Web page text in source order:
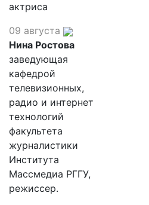
актриса
09 августа
Нина Ростова
заведующая
кафедрой
телевизионных,
радио и интернет
технологий
факультета
журналистики
Института
Массмедиа РГГУ,
режиссер.